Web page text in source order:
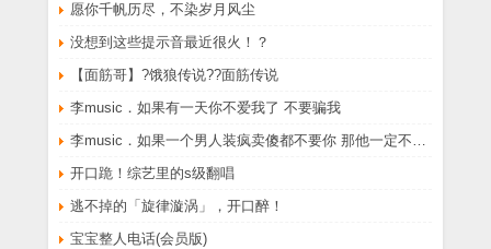
愿你千帆历尽，不染岁月风尘
没想到这些提示音最近很火！？
【面筋哥】?饿狼传说??面筋传说
李music．如果有一天你不爱我了 不要骗我
李music．如果一个男人装疯卖傻都不要你 那他一定不爱你
开口跪！综艺里的s级翻唱
逃不掉的「旋律漩涡」，开口醉！
宝宝整人电话(会员版)